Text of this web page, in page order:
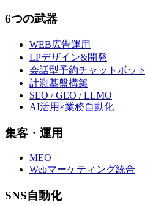
6つの武器
WEB広告運用
LPデザイン&開発
会話型予約チャットボット
計測基盤構築
SEO / GEO / LLMO
AI活用×業務自動化
集客・運用
MEO
Webマーケティング統合
SNS自動化